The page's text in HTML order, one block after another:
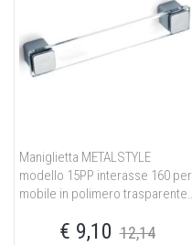
Maniglietta METALSTYLE
modello 15PP interasse 160 per
mobile in polimero trasparente
€ 9,10 12,14